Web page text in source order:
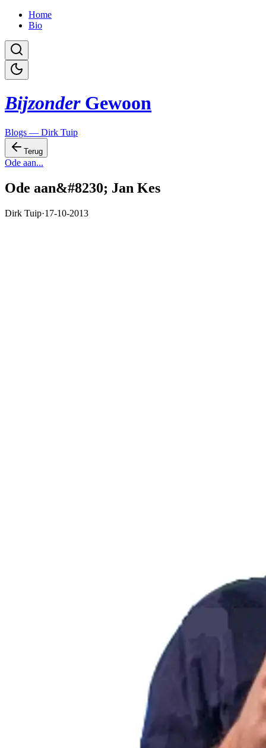
Home
Bio
Bijzonder Gewoon
Blogs — Dirk Tuip
Terug
Ode aan...
Ode aan&#8230; Jan Kes
Dirk Tuip·17-10-2013